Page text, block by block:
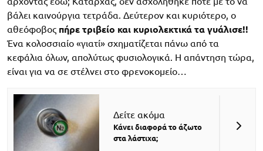
βάλει καινούργια τετράδα. Δεύτερον και κυριότερο, ο
αθεόφοβος πήρε τριβείο και κυριολεκτικά τα γυάλισε!!
Ένα κολοσσιαίο «γιατί» σχηματίζεται πάνω από τα
κεφάλια όλων, απολύτως φυσιολογικά. Η απάντηση τώρα,
είναι για να σε στέλνει στο φρενοκομείο…
Δείτε ακόμα
Κάνει διαφορά το άζωτο
στα λάστιχα;